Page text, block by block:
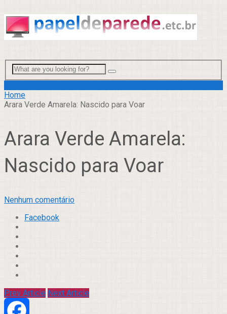
Home
Arara Verde Amarela: Nascido para Voar
Arara Verde Amarela:
Nascido para Voar
Nenhum comentário
Facebook
Prev Article Next Article